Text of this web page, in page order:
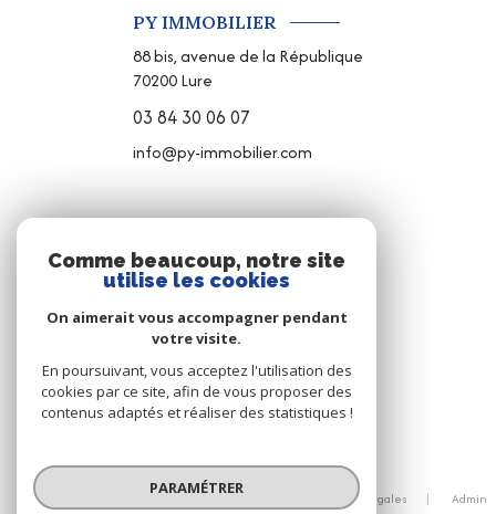
PY IMMOBILIER
88 bis, avenue de la République
70200Lure
03 84 30 06 07
info@py-immobilier.com
NOUS SUIVRE
© 2026 | Tous droits réservés
Nos partenaires Mentions légales
Admin
Comme beaucoup, notre site
utilise les cookies
On aimerait vous accompagner pendant
votre visite.
En poursuivant, vous acceptez l'utilisation des
cookies par ce site, afin de vous proposer des
contenus adaptés et réaliser des statistiques !
PARAMÉTRER